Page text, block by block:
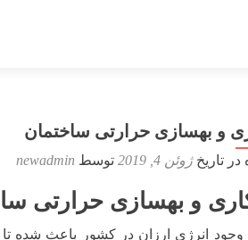
و بهسازی حرارتی ساختمان
تاریخژوئن 4, 2019 توسط newadmin
و بهسازی حرارتی
وجود انرژی ارزان در کشور باعث شده